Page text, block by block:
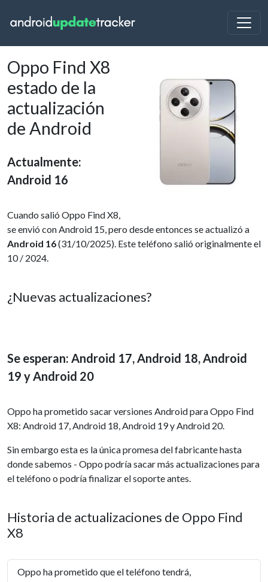
Oppo Find X8
estado de la
actualización
de Android
Actualmente:
Android 16
Cuando salió Oppo Find X8,
se envió con Android 15, pero desde entonces se actualizó a
Android 16(31/10/2025). Este teléfono salió originalmente el
10 / 2024.
¿Nuevas actualizaciones?
Se esperan: Android 17, Android 18, Android
19 y Android 20
Oppo ha prometido sacar versiones Android para Oppo Find
X8: Android 17, Android 18, Android 19 y Android 20.
Sin embargo esta es la única promesa del fabricante hasta
donde sabemos - Oppo podría sacar más actualizaciones para
el teléfono o podría finalizar el soporte antes.
Historia de actualizaciones de Oppo Find
X8
Oppo ha prometido que el teléfono tendrá,